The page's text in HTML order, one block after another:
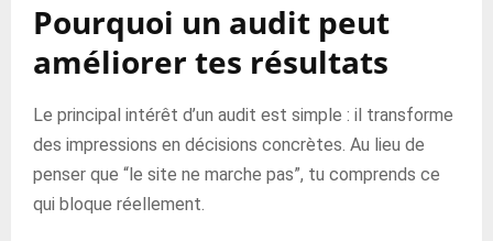
Pourquoi un audit peut
améliorer tes résultats
Le principal intérêt d’un audit est simple : il transforme
des impressions en décisions concrètes. Au lieu de
penser que “le site ne marche pas”, tu comprends ce
qui bloque réellement.